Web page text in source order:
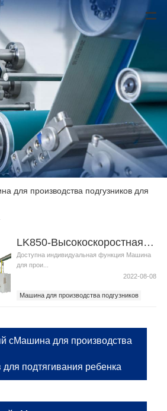
для производства подгузников для
LK850-Высокоскоростная машина для производства детских подгузников
Доступна индивидуальная функция Машина
для прои...
2022-08-08
Машина для производства подгузников
подгузников
сМашина для производства
для подтягивания ребенка